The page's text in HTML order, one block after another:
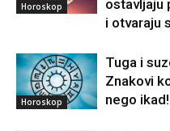
Horoskop
ostavljaju
i otvaraju
Horoskop
Tuga i
Znakovi
nego ikad!